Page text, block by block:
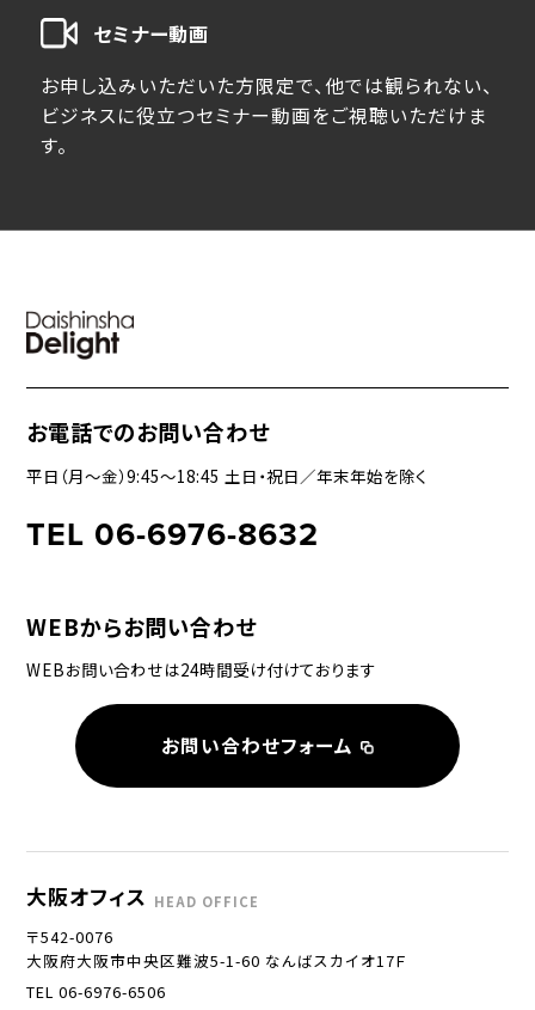
セミナー動画
お申し込みいただいた方限定で、他では観られない、
ビジネスに役立つセミナー動画をご視聴いただけま
す。
お電話でのお問い合わせ
平日（月〜金）9:45〜18:45 土日・祝日／年末年始を除く
TEL 06-6976-8632
WEBからお問い合わせ
WEBお問い合わせは24時間受け付けております
お問い合わせフォーム
大阪オフィス HEAD OFFICE
〒542-0076
大阪府大阪市中央区難波5-1-60 なんばスカイオ17Ｆ
TEL 06-6976-6506